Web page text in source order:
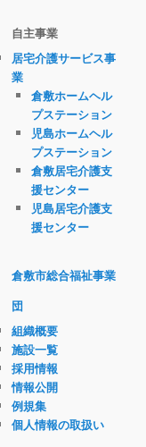
自主事業
居宅介護サービス事
業
倉敷ホームヘル
プステーション
児島ホームヘル
プステーション
倉敷居宅介護支
援センター
児島居宅介護支
援センター
倉敷市総合福祉事業
団
組織概要
施設一覧
採用情報
情報公開
例規集
個人情報の取扱い